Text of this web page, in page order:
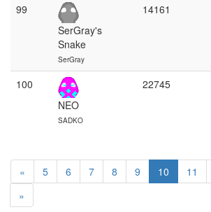
99
SerGray's
Snake
SerGray
14161
100
NEO
SADKO
22745
« 5 6 7 8 9 10 11
»